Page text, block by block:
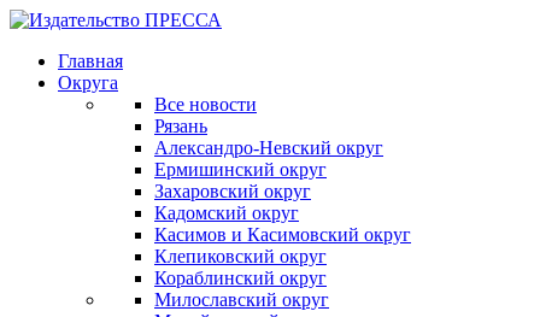
Главная
Округа
Все новости
Рязань
Александро-Невский округ
Ермишинский округ
Захаровский округ
Кадомский округ
Касимов и Касимовский округ
Клепиковский округ
Кораблинский округ
Милославский округ